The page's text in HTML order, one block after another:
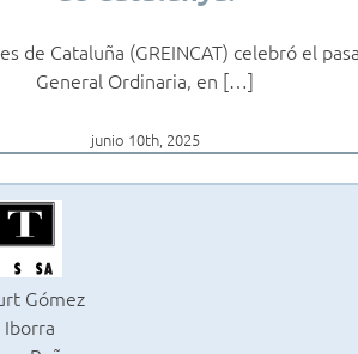
de Cataluña (GREINCAT) celebró el
General Ordinaria, en […]
junio 10th, 2025
Gómez